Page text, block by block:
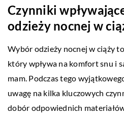
Czynniki
odzieży nocnej w
Wybór odzieży nocnej w ciąży
który wpływa na komfort snu i
mam. Podczas tego
uwagę na kilka kluczowych
dobór odpowiednich